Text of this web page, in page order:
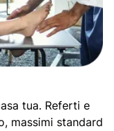
tua. Referti e
massimi standard